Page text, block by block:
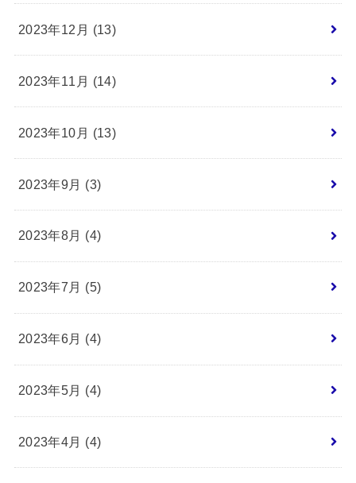
2023年12月 (13)
2023年11月 (14)
2023年10月 (13)
2023年9月 (3)
2023年8月 (4)
2023年7月 (5)
2023年6月 (4)
2023年5月 (4)
2023年4月 (4)